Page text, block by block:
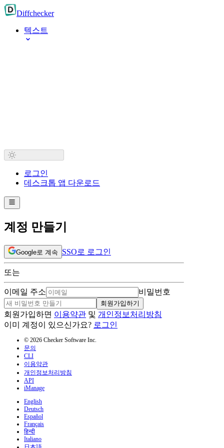
Diffchecker
텍스트
로그인
데스크톱 앱 다운로드
계정 만들기
Google로 계속 SSO로 로그인
또는
이메일 주소 비밀번호
회원가입하기
회원가입하면 이용약관 및 개인정보처리방침
이미 계정이 있으신가요? 로그인
© 2026 Checker Software Inc.
문의
CLI
이용약관
개인정보처리방침
API
iManage
English
Deutsch
Español
Français
हिन्दी
Italiano